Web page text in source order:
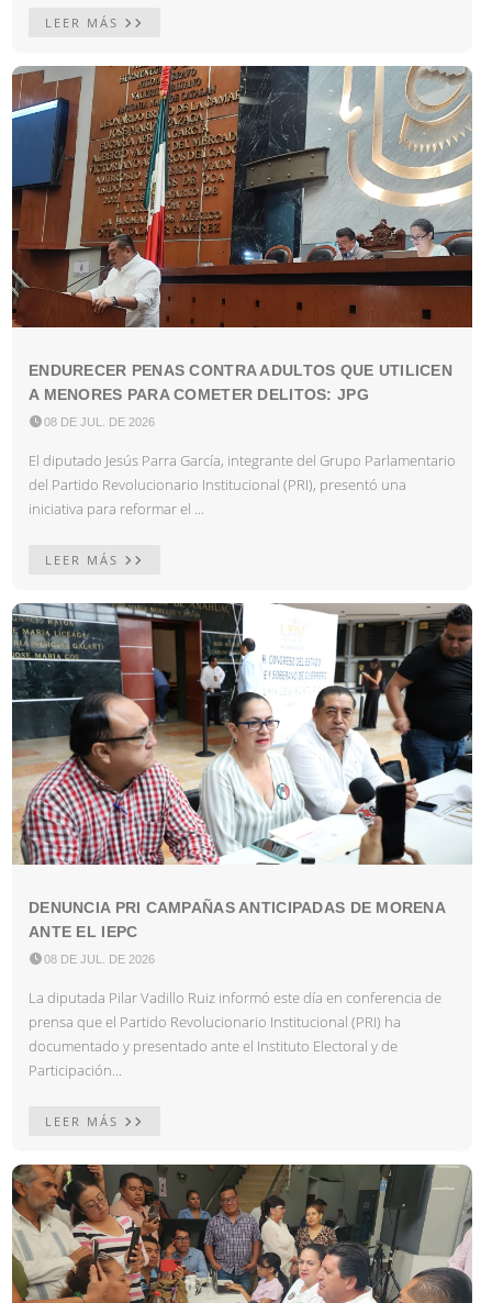
LEER MÁS
ENDURECER PENAS CONTRA ADULTOS QUE UTILICEN
A MENORES PARA COMETER DELITOS: JPG
08 DE JUL. DE 2026
El diputado Jesús Parra García, integrante del Grupo Parlamentario
del Partido Revolucionario Institucional (PRI), presentó una
iniciativa para reformar el ...
LEER MÁS
DENUNCIA PRI CAMPAÑAS ANTICIPADAS DE MORENA
ANTE EL IEPC
08 DE JUL. DE 2026
La diputada Pilar Vadillo Ruiz informó este día en conferencia de
prensa que el Partido Revolucionario Institucional (PRI) ha
documentado y presentado ante el Instituto Electoral y de
Participación...
LEER MÁS